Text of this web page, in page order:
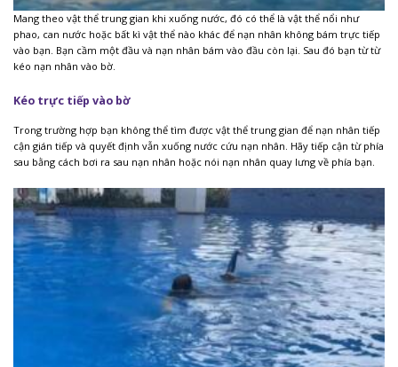
Mang theo vật thể trung gian khi xuống nước, đó có thể là vật thể nổi như
phao, can nước hoặc bất kì vật thể nào khác để nạn nhân không bám trực tiếp
vào bạn. Bạn cầm một đầu và nạn nhân bám vào đầu còn lại. Sau đó bạn từ từ
kéo nạn nhân vào bờ.
Kéo trực tiếp vào bờ
Trong trường hợp bạn không thể tìm được vật thể trung gian để nạn nhân tiếp
cận gián tiếp và quyết định vẫn xuống nước cứu nạn nhân. Hãy tiếp cận từ phía
sau bằng cách bơi ra sau nạn nhân hoặc nói nạn nhân quay lưng về phía bạn.